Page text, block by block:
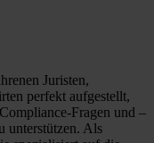
Juristen,
perfekt aufgestellt,
Fragen und –
unterstützen. Als